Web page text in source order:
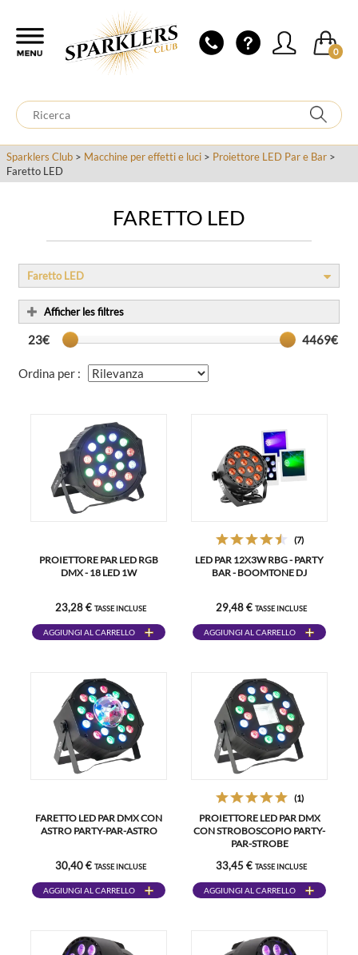
0
Sparklers Club > Macchine per effetti e luci > Proiettore LED Par e Bar >
Faretto LED
FARETTO LED
23€ 4469€
Afficher les filtres
Faretto LED
Ordina per :
PROIETTORE PAR LED RGB
DMX - 18 LED 1W
23,28 € TASSE INCLUSE
AGGIUNGI AL CARRELLO
(7)
LED PAR 12X3W RBG - PARTY
BAR - BOOMTONE DJ
29,48 € TASSE INCLUSE
AGGIUNGI AL CARRELLO
FARETTO LED PAR DMX CON
ASTRO PARTY-PAR-ASTRO
30,40 € TASSE INCLUSE
AGGIUNGI AL CARRELLO
(1)
PROIETTORE LED PAR DMX
CON STROBOSCOPIO PARTY-
PAR-STROBE
33,45 € TASSE INCLUSE
AGGIUNGI AL CARRELLO